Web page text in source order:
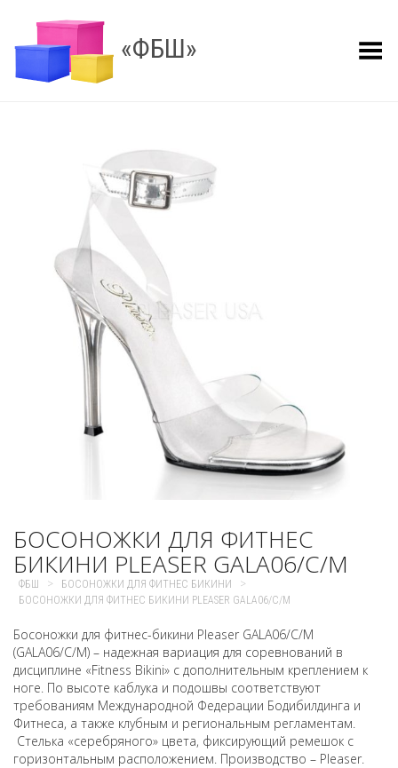
«ФБШ» Показать меню
БОСОНОЖКИ ДЛЯ ФИТНЕС
БИКИНИ PLEASER GALA06/C/M
ФБШ > БОСОНОЖКИ ДЛЯ ФИТНЕС БИКИНИ >
БОСОНОЖКИ ДЛЯ ФИТНЕС БИКИНИ PLEASER GALA06/C/M
Босоножки для фитнес-бикини Pleaser GALA06/C/M
(GALA06/C/M) – надежная вариация для соревнований в
дисциплине «Fitness Bikini» с дополнительным креплением к
ноге. По высоте каблука и подошвы соответствуют
требованиям Международной Федерации Бодибилдинга и
Фитнеса, а также клубным и региональным регламентам.
Стелька «серебряного» цвета, фиксирующий ремешок с
горизонтальным расположением. Производство – Pleaser.